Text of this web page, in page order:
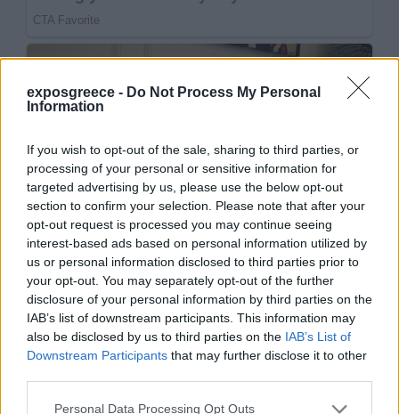
exposgreece - Do Not Process My Personal
Information
If you wish to opt-out of the sale, sharing to third parties, or
processing of your personal or sensitive information for
targeted advertising by us, please use the below opt-out
section to confirm your selection. Please note that after your
opt-out request is processed you may continue seeing
interest-based ads based on personal information utilized by
us or personal information disclosed to third parties prior to
your opt-out. You may separately opt-out of the further
disclosure of your personal information by third parties on the
IAB’s list of downstream participants. This information may
also be disclosed by us to third parties on the IAB’s List of
Downstream Participants that may further disclose it to other
Personal Data Processing Opt Outs